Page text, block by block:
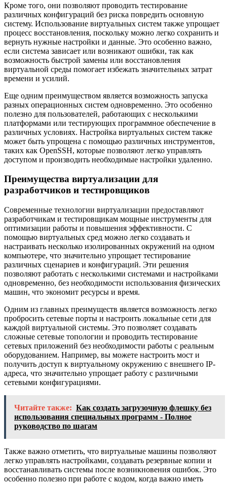
Кроме того, они позволяют проводить тестирование
различных конфигураций без риска повредить основную
систему. Использование виртуальных систем также упрощает
процесс восстановления, поскольку можно легко сохранить и
вернуть нужные настройки и данные. Это особенно важно,
если система зависает или возникают ошибки, так как
возможность быстрой замены или восстановления
виртуальной среды помогает избежать значительных затрат
времени и усилий.
Еще одним преимуществом является возможность запуска
разных операционных систем одновременно. Это особенно
полезно для пользователей, работающих с несколькими
платформами или тестирующих программное обеспечение в
различных условиях. Настройка виртуальных систем также
может быть упрощена с помощью различных инструментов,
таких как OpenSSH, которые позволяют легко управлять
доступом и производить необходимые настройки удаленно.
Преимущества виртуализации для
разработчиков и тестировщиков
Современные технологии виртуализации предоставляют
разработчикам и тестировщикам мощные инструменты для
оптимизации работы и повышения эффективности. С
помощью виртуальных сред можно легко создавать и
настраивать несколько изолированных окружений на одном
компьютере, что значительно упрощает тестирование
различных сценариев и конфигураций. Эти решения
позволяют работать с несколькими системами и настройками
одновременно, без необходимости использования физических
машин, что экономит ресурсы и время.
Одним из главных преимуществ является возможность легко
пробросить сетевые порты и настроить локальные сети для
каждой виртуальной системы. Это позволяет создавать
сложные сетевые топологии и проводить тестирование
сетевых приложений без необходимости работы с реальным
оборудованием. Например, вы можете настроить мост и
получить доступ к виртуальному окружению с внешнего IP-
адреса, что значительно упрощает работу с различными
сетевыми конфигурациями.
Читайте также: Как создать загрузочную флешку без
использования специальных программ - Полное
руководство по шагам
Также важно отметить, что виртуальные машины позволяют
легко управлять настройками, создавать резервные копии и
восстанавливать системы после возникновения ошибок. Это
особенно полезно при работе с кодом, когда важно иметь